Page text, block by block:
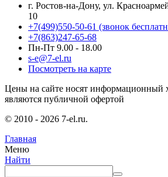
г. Ростов-на-Дону, ул.
10
+7(499)550-50-61 (звонок
+7(863)247-65-68
Пн-Пт 9.00 - 18.00
s-e@7-el.ru
Посмотреть на карте
Цены на сайте носят информационный
являются публичной офертой
© 2010 - 2026 7-el.ru.
Главная
Меню
Найти